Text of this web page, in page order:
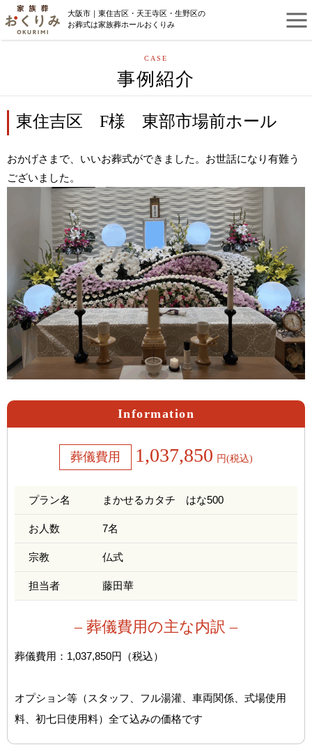
大阪市｜東住吉区・天王寺区・生野区の
お葬式は家族葬ホールおくりみ
CASE
事例紹介
東住吉区 F様 東部市場前ホール
おかげさまで、いいお葬式ができました。お世話になり有難う
ございました。
Information
葬儀費用 1,037,850 円(税込)
プラン名 まかせるカタチ はな500
お人数 7名
宗教 仏式
担当者 藤田華
– 葬儀費用の主な内訳 –
葬儀費用：1,037,850円（税込）
オプション等（スタッフ、フル湯灌、車両関係、式場使用
料、初七日使用料）全て込みの価格です